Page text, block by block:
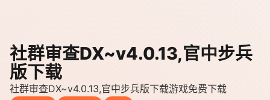
社群审查DX~v4.0.13,官中步兵
版下载
社群审查DX~v4.0.13,官中步兵版下载游戏免费下载